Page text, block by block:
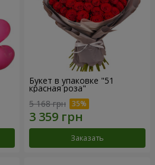
Букет в упаковке "51
красная роза"
5 168 грн
Заказать